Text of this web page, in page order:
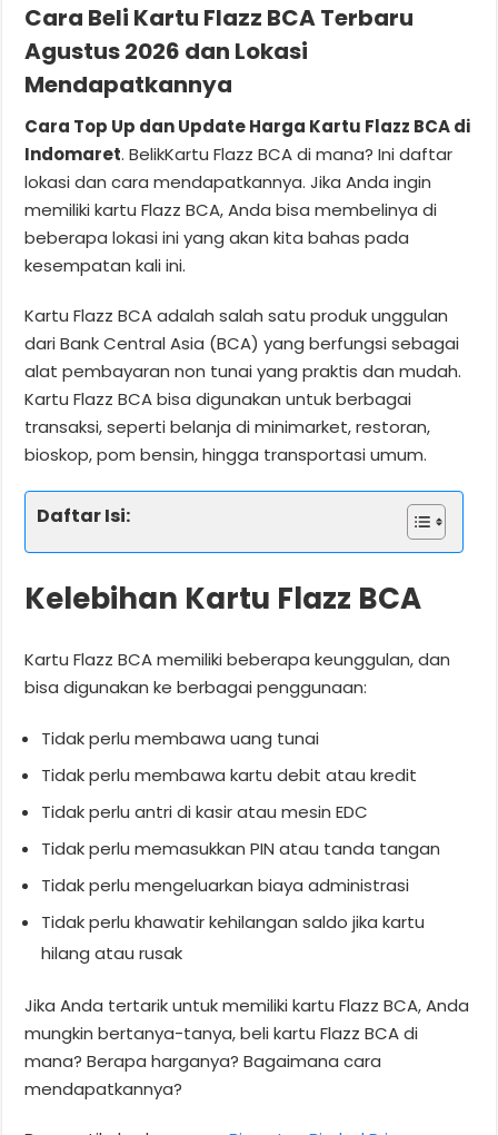
Cara Beli Kartu Flazz BCA Terbaru
Agustus 2026 dan Lokasi
Mendapatkannya
Cara Top Up dan Update Harga Kartu Flazz BCA di
Indomaret. BelikKartu Flazz BCA di mana? Ini daftar
lokasi dan cara mendapatkannya. Jika Anda ingin
memiliki kartu Flazz BCA, Anda bisa membelinya di
beberapa lokasi ini yang akan kita bahas pada
kesempatan kali ini.
Kartu Flazz BCA adalah salah satu produk unggulan
dari Bank Central Asia (BCA) yang berfungsi sebagai
alat pembayaran non tunai yang praktis dan mudah.
Kartu Flazz BCA bisa digunakan untuk berbagai
transaksi, seperti belanja di minimarket, restoran,
bioskop, pom bensin, hingga transportasi umum.
Daftar Isi:
Kelebihan Kartu Flazz BCA
Kartu Flazz BCA memiliki beberapa keunggulan, dan
bisa digunakan ke berbagai penggunaan:
Tidak perlu membawa uang tunai
Tidak perlu membawa kartu debit atau kredit
Tidak perlu antri di kasir atau mesin EDC
Tidak perlu memasukkan PIN atau tanda tangan
Tidak perlu mengeluarkan biaya administrasi
Tidak perlu khawatir kehilangan saldo jika kartu
hilang atau rusak
Jika Anda tertarik untuk memiliki kartu Flazz BCA, Anda
mungkin bertanya-tanya, beli kartu Flazz BCA di
mana? Berapa harganya? Bagaimana cara
mendapatkannya?